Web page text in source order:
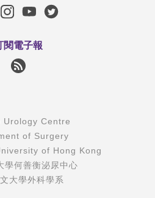
閱電子報
Urology Centre
of Surgery
of Hong Kong
學何善衡泌尿中心
大學外科學系